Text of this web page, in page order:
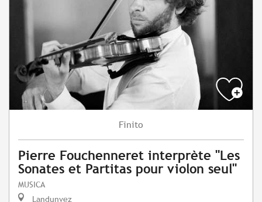
Finito
Pierre Fouchenneret interprète "Les
Sonates et Partitas pour violon seul"
MUSICA
Landunvez